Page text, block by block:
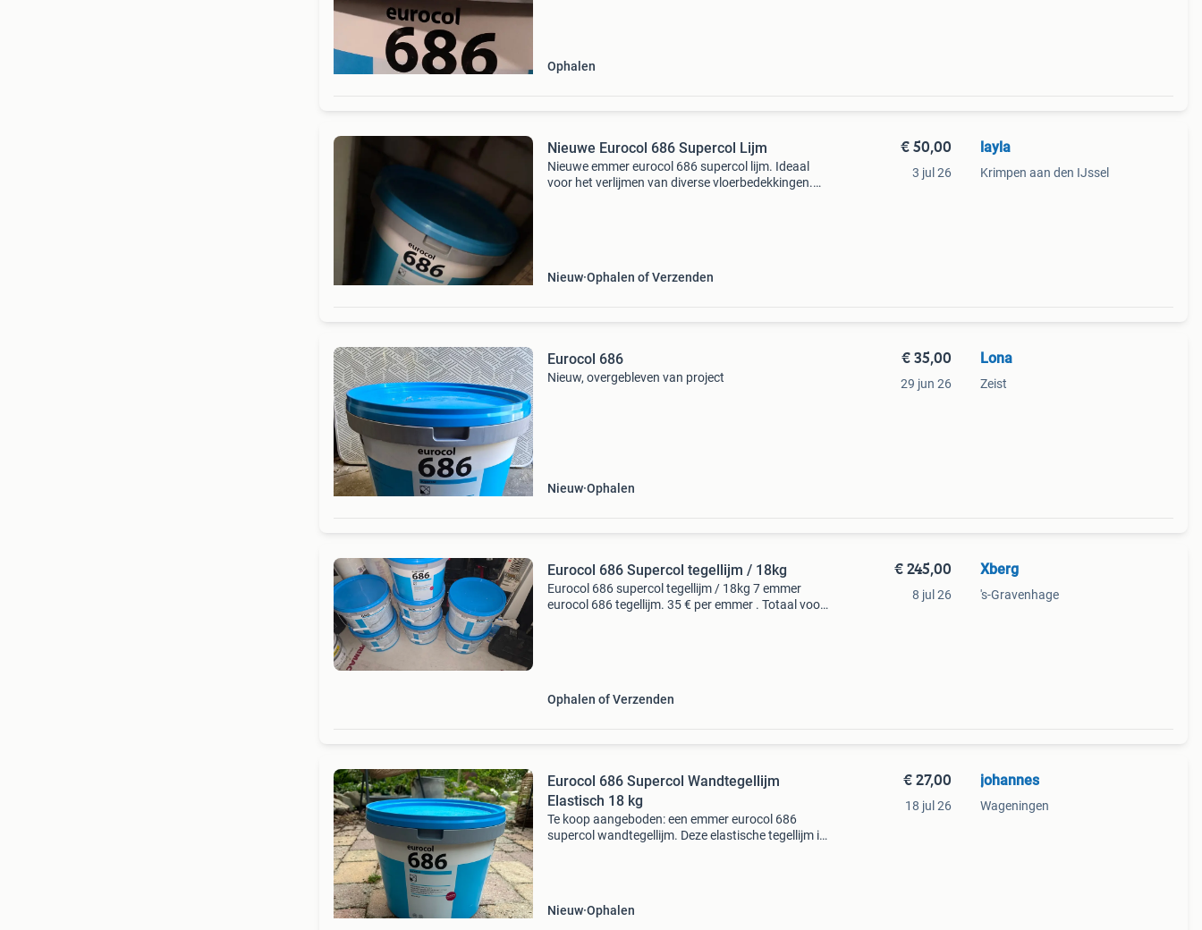
Ophalen
Nieuwe Eurocol 686 Supercol Lijm
Nieuwe emmer eurocol 686 supercol lijm. Ideaal
voor het verlijmen van diverse vloerbedekkingen.
Nieuw Ophalen of Verzenden
€ 50,00
3 jul 26
layla
Krimpen aan den IJssel
Eurocol 686
Nieuw, overgebleven van project
Nieuw Ophalen
€ 35,00
29 jun 26
Lona
Zeist
Eurocol 686 Supercol tegellijm / 18kg
Eurocol 686 supercol tegellijm / 18kg 7 emmer
eurocol 686 tegellijm. 35 € per emmer . Totaal voor
Ophalen of Verzenden
€ 245,00
8 jul 26
Xberg
's-Gravenhage
Eurocol 686 Supercol Wandtegellijm
Elastisch 18 kg
Te koop aangeboden: een emmer eurocol 686
supercol wandtegellijm. Deze elastische tegellijm is
Nieuw Ophalen
€ 27,00
18 jul 26
johannes
Wageningen